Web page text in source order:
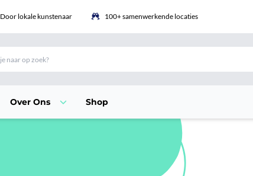
Door lokale kunstenaar 100+ samenwerkende locaties
Over Ons Shop